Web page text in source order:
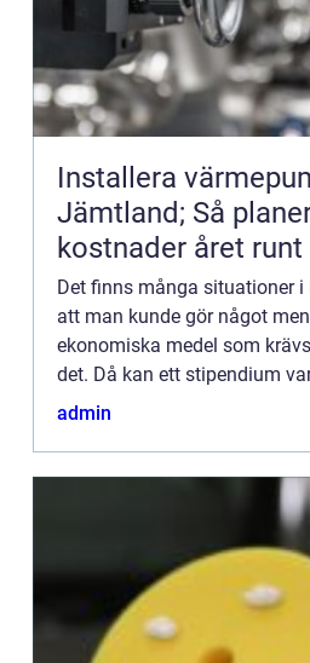
Installera
Jämtland; Så
kostnader året runt
Det finns många situationer
att man kunde gör något
ekonomiska medel som
det. Då kan ett stipendium
hjälp av ...
admin